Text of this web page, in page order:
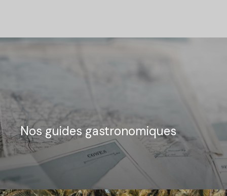
Nos guides gastronomiques